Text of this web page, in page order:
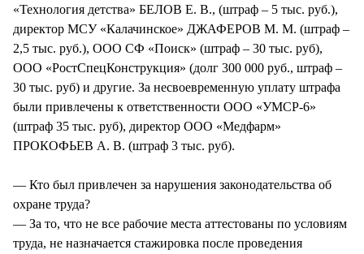
«Технология детства» БЕЛОВ Е. В., (штраф – 5 тыс. руб.),
директор МСУ «Калачинское» ДЖАФЕРОВ М. М. (штраф –
2,5 тыс. руб.), ООО СФ «Поиск» (штраф – 30 тыс. руб),
ООО «РостСпецКонструкция» (долг 300 000 руб., штраф –
30 тыс. руб) и другие. За несвоевременную уплату штрафа
были привлечены к ответственности ООО «УМСР-6»
(штраф 35 тыс. руб), директор ООО «Медфарм»
ПРОКОФЬЕВ А. В. (штраф 3 тыс. руб).
— Кто был привлечен за нарушения законодательства об
охране труда?
— За то, что не все рабочие места аттестованы по условиям
труда, не назначается стажировка после проведения